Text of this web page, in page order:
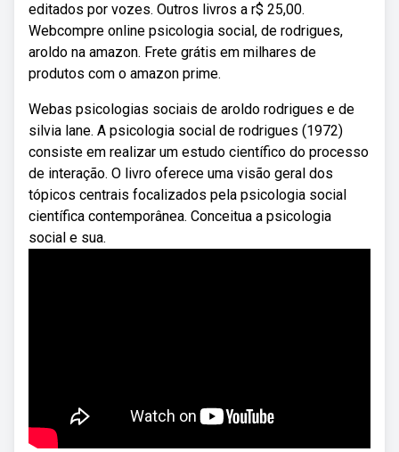
editados por vozes. Outros livros a r$ 25,00.
Webcompre online psicologia social, de rodrigues,
aroldo na amazon. Frete grátis em milhares de
produtos com o amazon prime.
Webas psicologias sociais de aroldo rodrigues e de
silvia lane. A psicologia social de rodrigues (1972)
consiste em realizar um estudo científico do processo
de interação. O livro oferece uma visão geral dos
tópicos centrais focalizados pela psicologia social
científica contemporânea. Conceitua a psicologia
social e sua.